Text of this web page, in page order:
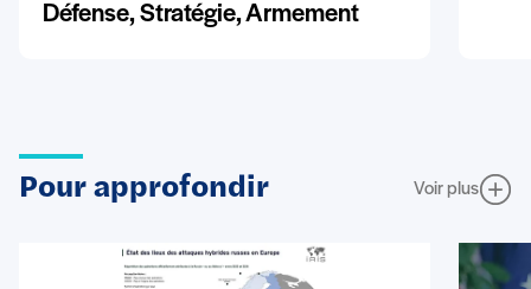
Défense, Stratégie, Armement
Pour approfondir Voir plus